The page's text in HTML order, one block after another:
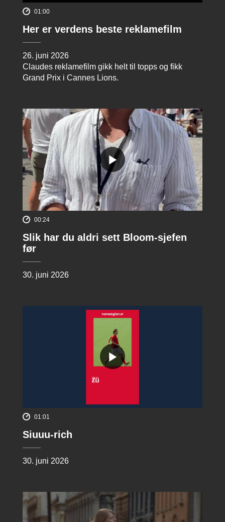
01:00
Her er verdens beste reklamefilm
26. juni 2026
Claudes reklamefilm gikk helt til topps og fikk
Grand Prix i Cannes Lions.
00:24
Slik har du aldri sett Bloom-sjefen
før
30. juni 2026
01:01
Siuuu-rich
30. juni 2026